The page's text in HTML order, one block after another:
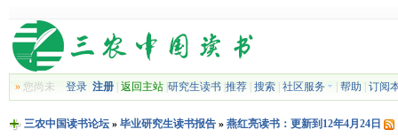
»您尚未 登录 注册| 返回主站| 研究生读书| 推荐| 搜索| 社区服务 帮助 订阅
三农中国读书论坛» 毕业研究生读书报告» 燕红亮读书：更新到12年4月24日